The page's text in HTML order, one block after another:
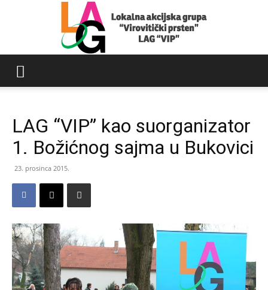
Virovitički
LAG “VIP” kao suorganizator
1. Božićnog sajma u Bukovici
23. prosinca 2015.